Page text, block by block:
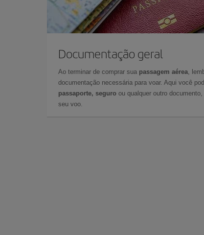
Documentação geral
Ao terminar de comprar sua passagem aérea,
documentação necessária para voar. Aqui você
passaporte, seguro ou qualquer outro
seu voo.